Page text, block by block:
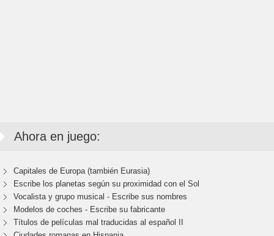
Ahora en juego:
Capitales de Europa (también Eurasia)
Escribe los planetas según su proximidad con el Sol
Vocalista y grupo musical - Escribe sus nombres
Modelos de coches - Escribe su fabricante
Títulos de películas mal traducidas al español II